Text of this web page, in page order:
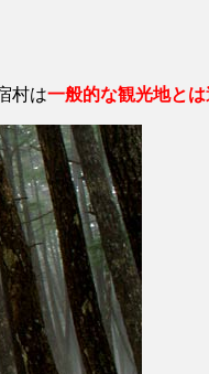
村は一般的な観光地と